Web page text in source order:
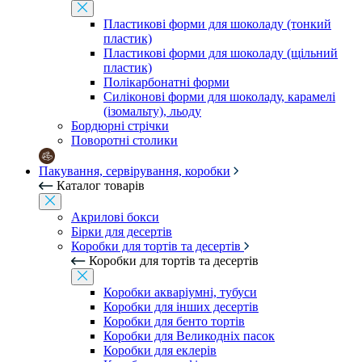
Пластикові форми для шоколаду (тонкий
пластик)
Пластикові форми для шоколаду (щільний
пластик)
Полікарбонатні форми
Силіконові форми для шоколаду, карамелі
(ізомальту), льоду
Бордюрні стрічки
Поворотні столики
Пакування, сервірування, коробки
Каталог товарів
Акрилові бокси
Бірки для десертів
Коробки для тортів та десертів
Коробки для тортів та десертів
Коробки акваріумні, тубуси
Коробки для інших десертів
Коробки для бенто тортів
Коробки для Великодніх пасок
Коробки для еклерів